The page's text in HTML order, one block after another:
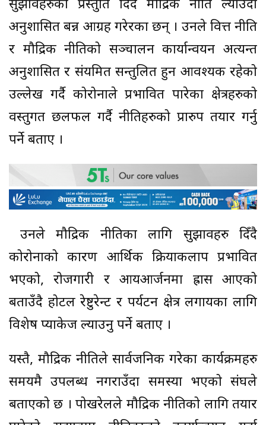
सुझावहरुको प्रस्तुति दिँदै मौद्रिक नीति ल्याउँदा
अनुशासित बन्न आग्रह गरेरका छन् । उनले वित्त नीति
र मौद्रिक नीतिको सञ्चालन कार्यान्वयन अत्यन्त
अनुशासित र संयमित सन्तुलित हुन आवश्यक रहेको
उल्लेख गर्दै कोरोनाले प्रभावित पारेका क्षेत्रहरुको
वस्तुगत छलफल गर्दै नीतिहरुको प्रारुप तयार गर्नु
पर्ने बताए ।
उनले मौद्रिक नीतिका लागि सुझावहरु दिँदै
कोरोनाको कारण आर्थिक क्रियाकलाप प्रभावित
भएको, रोजगारी र आयआर्जनमा ह्रास आएको
बताउँदै होटल रेष्टुरेन्ट र पर्यटन क्षेत्र लगायका लागि
विशेष प्याकेज ल्याउनु पर्ने बताए ।
यस्तै, मौद्रिक नीतिले सार्वजनिक गरेका कार्यक्रमहरु
समयमै उपलब्ध नगराउँदा समस्या भएको संघले
बताएको छ । पोखरेलले मौद्रिक नीतिको लागि तयार